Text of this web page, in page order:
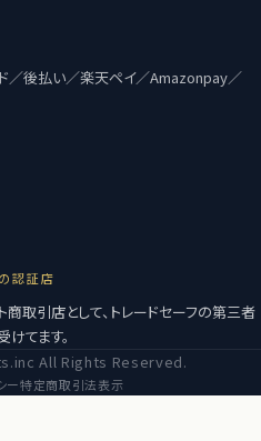
／後払い／楽天ペイ／Amazonpay／
認証店
取引店として、トレードセーフの第三者
てます。
All Rights Reserved.
ー特定商取引法表示